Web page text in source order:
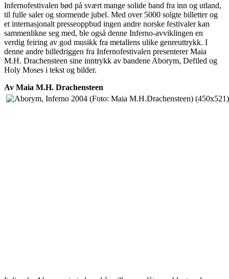
Infernofestivalen bød på svært mange solide band fra inn og utland,
til fulle saler og stormende jubel. Med over 5000 solgte billetter og
et internasjonalt presseoppbud ingen andre norske festivaler kan
sammenlikne seg med, ble også denne Inferno-avviklingen en
verdig feiring av god musikk fra metallens ulike genreuttrykk. I
denne andre billedriggen fra Infernofestivalen presenterer Maia
M.H. Drachensteen sine inntrykk av bandene Aborym, Defiled og
Holy Moses i tekst og bilder.
Av Maia M.H. Drachensteen